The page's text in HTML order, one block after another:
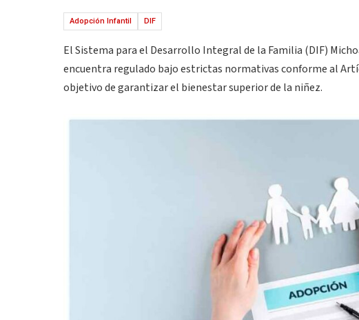
Adopción Infantil DIF
El Sistema para el Desarrollo Integral de la Familia (DIF)
encuentra regulado bajo estrictas normativas conforme al
objetivo de garantizar el bienestar superior de la niñez.